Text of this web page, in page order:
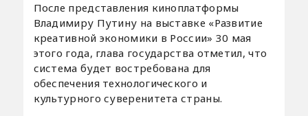
После представления киноплатформы
Владимиру Путину на выставке «Развитие
креативной экономики в России» 30 мая
этого года, глава государства отметил, что
система будет востребована для
обеспечения технологического и
культурного суверенитета страны.